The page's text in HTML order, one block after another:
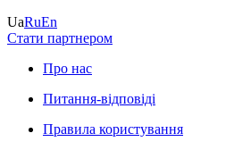
UaRuEn
Стати партнером
Про нас
Питання-відповіді
Правила користування